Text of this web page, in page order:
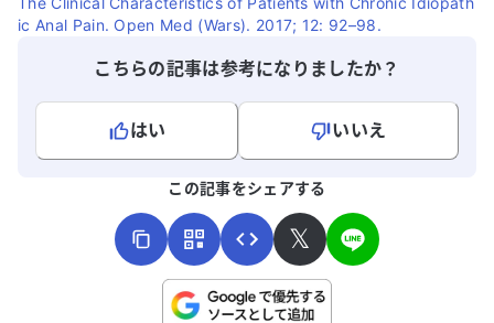
ic Anal Pain. Open Med (Wars). 2017; 12: 92–98.
こちらの記事は参考になりましたか？
はい
いいえ
この記事をシェアする
𝕏